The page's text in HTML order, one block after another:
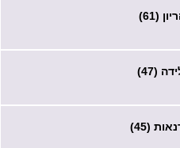
(61)
(47)
(45)